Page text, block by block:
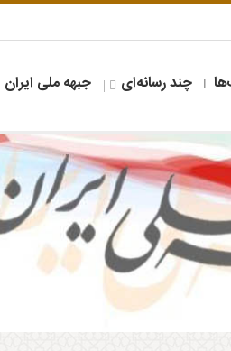
چند رسانه‌ای جبهه ملی ایران